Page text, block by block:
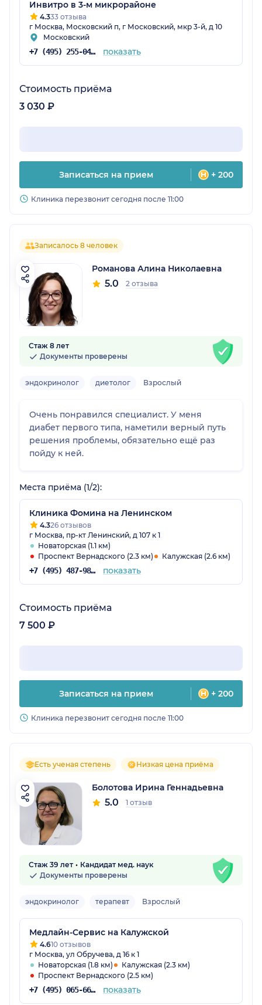
Инвитро в 3-м микрорайоне
4.333 отзыва
г Москва, Московский п, г Московский, мкр 3-й, д 10
Московский
+7 (495) 255-04-16 показать
Стоимость приёма
3 030 ₽
Записаться на прием + 200
Клиника перезвонит сегодня после 11:00
Записалось 8 человек
Романова Алина Николаевна
5.0 2 отзыва
Стаж 8 лет
Документы проверены
эндокринолог диетолог Взрослый
Очень понравился специалист. У меня
диабет первого типа, наметили верный путь
решения проблемы, обязательно ещё раз
пойду к ней.
Места приёма (1/2):
Клиника Фомина на Ленинском
4.326 отзывов
г Москва, пр-кт Ленинский, д 107 к 1
Новаторская (1.1 км)
Проспект Вернадского (2.3 км)
Калужская (2.6 км)
+7 (495) 487-98-92 показать
Стоимость приёма
7 500 ₽
Записаться на прием + 200
Клиника перезвонит сегодня после 11:00
Есть ученая степень Низкая цена приёма
Болотова Ирина Геннадьевна
5.0 1 отзыв
Стаж 39 лет
Кандидат мед. наук
Документы проверены
эндокринолог терапевт Взрослый
Медлайн-Сервис на Калужской
4.610 отзывов
г Москва, ул Обручева, д 16 к 1
Новаторская (1.8 км)
Калужская (2.3 км)
Проспект Вернадского (2.5 км)
+7 (495) 065-66-90 показать